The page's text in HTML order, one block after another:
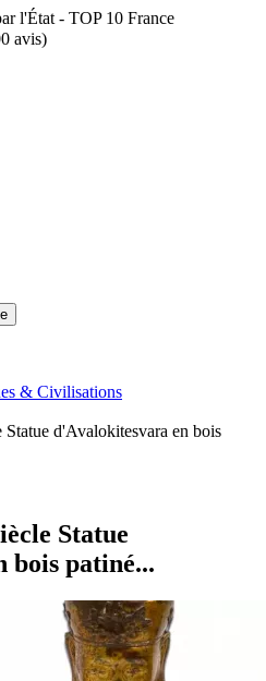
l'État - TOP 10 France
avis)
& Civilisations
d'Avalokitesvara en bois
Statue
bois patiné...